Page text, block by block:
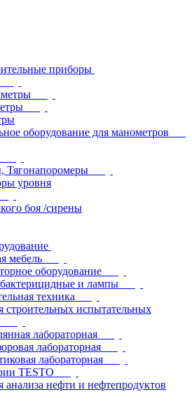
приборы
оборудование для манометров
Тягонапоромеры
уровня
боя /сирены
мебель
оборудование
и лампы
техника
строительных испытательных
лабораторная
лабораторная
лабораторная
TESTO
нефти и нефтепродуктов